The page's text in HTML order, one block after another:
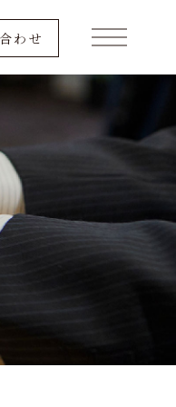
わせ